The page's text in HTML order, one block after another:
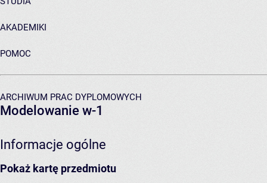
AKADEMIKI
POMOC
ARCHIWUM PRAC DYPLOMOWYCH
Modelowanie w-1
Informacje ogólne
Pokaż kartę przedmiotu